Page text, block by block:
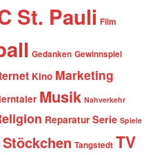
St. Pauli Film
Gedanken Gewinnspiel
Kino Marketing
Musik Nahverkehr
Reparatur Serie Spiele
Stöckchen Tangstedt TV